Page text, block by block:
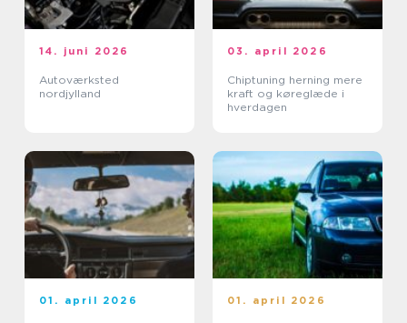
14. juni 2026
Autoværksted
nordjylland
03. april 2026
Chiptuning herning mere
kraft og køreglæde i
hverdagen
01. april 2026 01. april 2026